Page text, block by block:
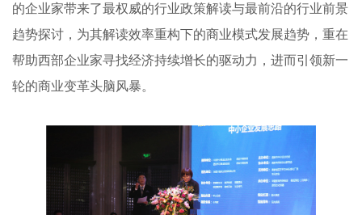
的企业家带来了最权威的行业政策解读与最前沿的行业前景
趋势探讨，为其解读效率重构下的商业模式发展趋势，重在
帮助西部企业家寻找经济持续增长的驱动力，进而引领新一
轮的商业变革头脑风暴。